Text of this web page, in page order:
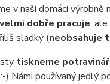
v naší domácí výrobně
dobře pracuje,
sladký (neobsahuje
tiskneme
) Námi používaný jedlý